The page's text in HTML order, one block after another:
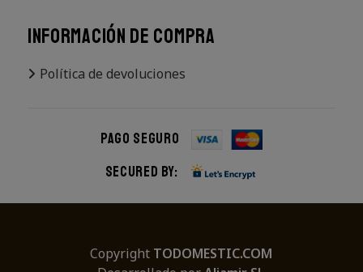
INFORMACIÓN DE COMPRA
Política de devoluciones
Pago seguro
Secured by:
Copyright TODOMESTIC.COM